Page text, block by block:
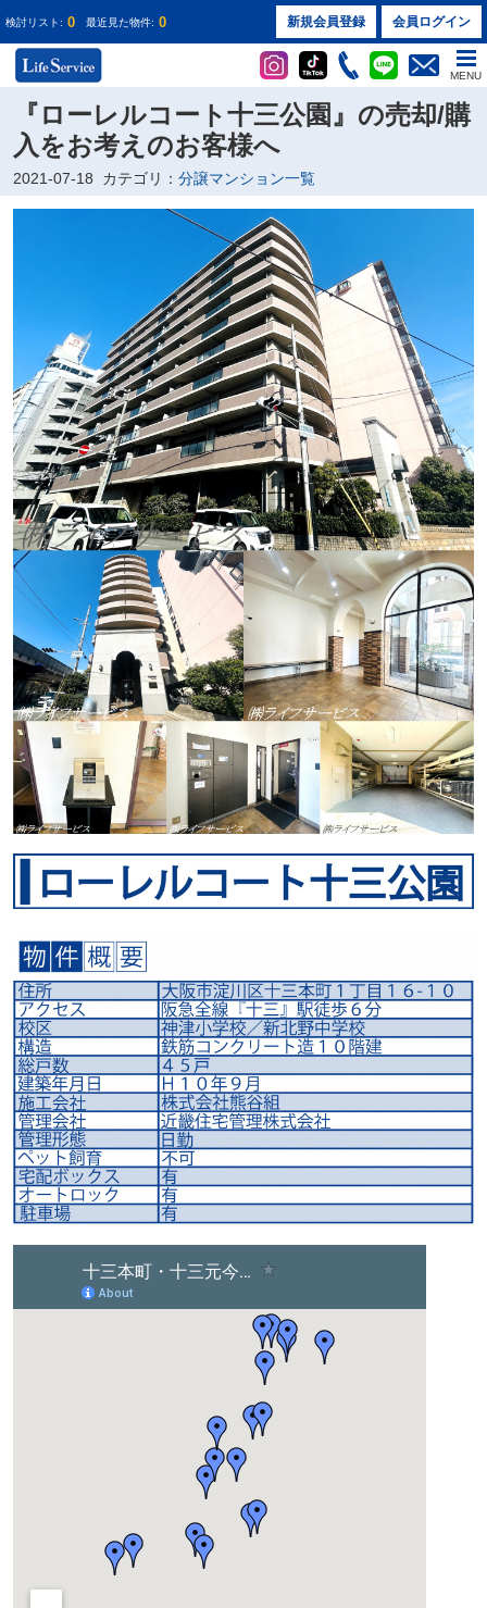
検討リスト: 0 最近見た物件: 0 新規会員登録 会員ログイン
MENU
『ローレルコート十三公園』の売却/購
入をお考えのお客様へ
2021-07-18 カテゴリ： 分譲マンション一覧